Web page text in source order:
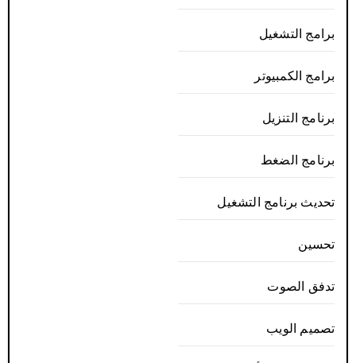
برامج التشغيل
برامج الكمبيوتر
برنامج التنزيل
برنامج الضغط
تحديث برنامج التشغيل
تحسين
تدفق الصوت
تصميم الويب